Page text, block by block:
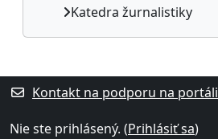
Katedra žurnalistiky
Dodatočné bloky
Kontakt na podporu na portáli
Nie ste prihlásený. (Prihlásiť sa)